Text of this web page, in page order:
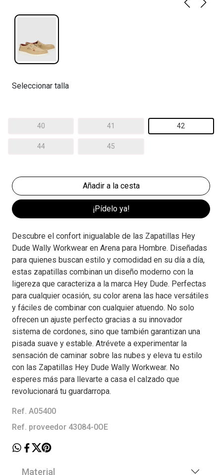
Seleccionar talla
40 41 42
44 45
¡Pídelo ya!
Descubre el confort inigualable de las Zapatillas Hey
Dude Wally Workwear en Arena para Hombre. Diseñadas
para quienes buscan estilo y comodidad en su día a día,
estas zapatillas combinan un diseño moderno con la
ligereza que caracteriza a la marca Hey Dude. Perfectas
para cualquier ocasión, su color arena las hace versátiles
y fáciles de combinar con cualquier atuendo. No solo
ofrecen un ajuste perfecto gracias a su innovador
sistema de cordones, sino que también garantizan una
pisada suave y estable. Atrévete a experimentar la
sensación de caminar sobre las nubes y eleva tu estilo
con las Zapatillas Hey Dude Wally Workwear. No
esperes más para llevarte a casa el calzado que
revolucionará tu guardarropa.
Ref. A05400
Ref. proveedor 43084-0OE
Material